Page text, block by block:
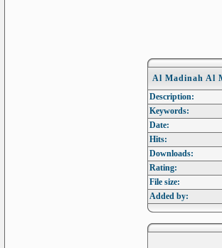
Description:
Keywords:
Date:
Hits:
Downloads:
Rating:
File size:
Added by: